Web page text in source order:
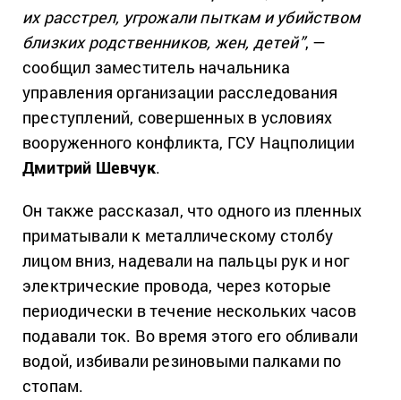
их расстрел, угрожали пыткам и убийством
близких родственников, жен, детей”, —
сообщил заместитель начальника
управления организации расследования
преступлений, совершенных в условиях
вооруженного конфликта, ГСУ Нацполиции
Дмитрий Шевчук.
Он также рассказал, что одного из пленных
приматывали к металлическому столбу
лицом вниз, надевали на пальцы рук и ног
электрические провода, через которые
периодически в течение нескольких часов
подавали ток. Во время этого его обливали
водой, избивали резиновыми палками по
стопам.